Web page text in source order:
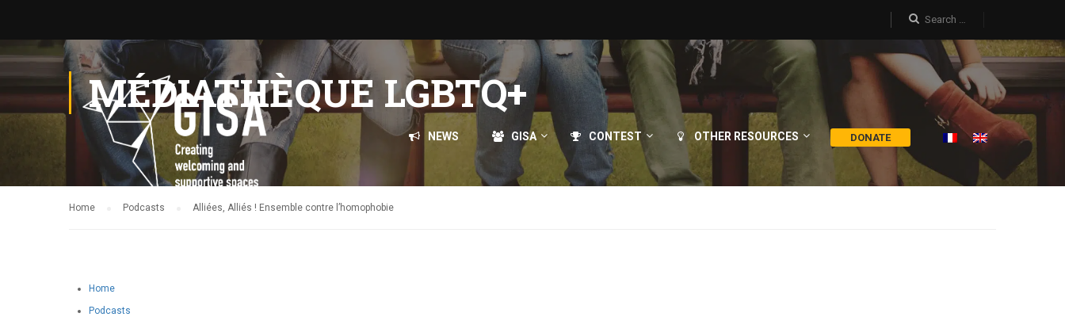
NEWS GISA CONTEST OTHER RESOURCES DONATE
MÉDIATHÈQUE LGBTQ+
Home Podcasts Alliées, Alliés ! Ensemble contre l’homophobie
Home
Podcasts